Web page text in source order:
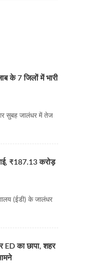
के 7 जिलों में भारी
सुबह जालंधर में तेज
₹187.13 करोड़
(ईडी) के जालंधर
ED का छापा, शहर